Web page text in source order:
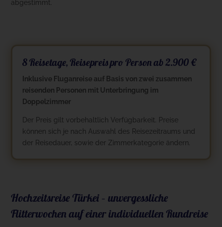
abgestimmt.
8 Reisetage, Reisepreis pro Person ab 2.900 €
Inklusive Fluganreise auf Basis von zwei zusammen
reisenden Personen mit Unterbringung im
Doppelzimmer
Der Preis gilt vorbehaltlich Verfügbarkeit. Preise
können sich je nach Auswahl des Reisezeitraums und
der Reisedauer, sowie der Zimmerkategorie ändern.
Hochzeitsreise Türkei – unvergessliche
Flitterwochen auf einer individuellen Rundreise